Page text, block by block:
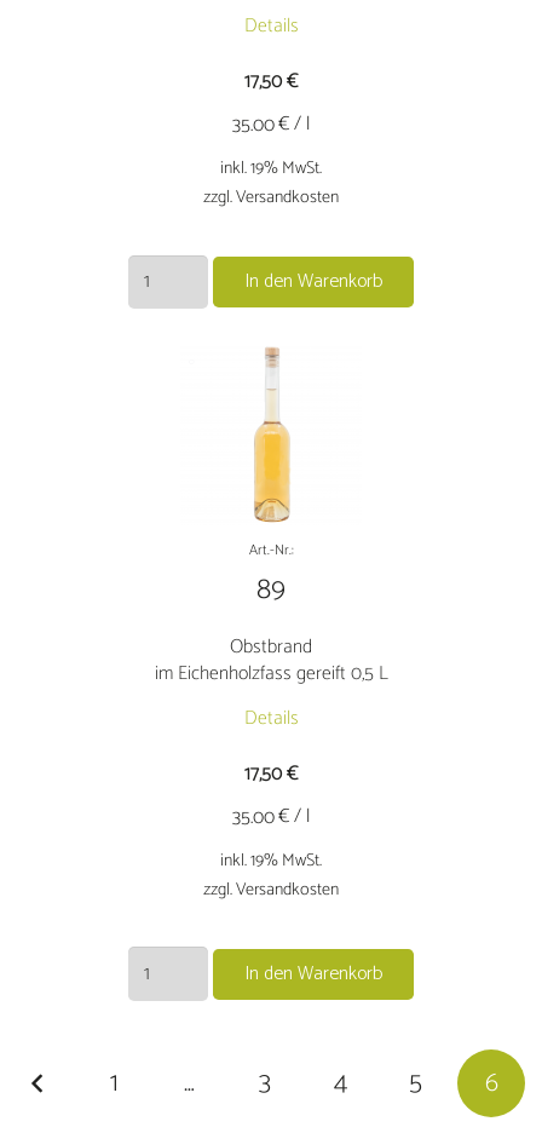
Details
17,50€
35.00€ / l
inkl. 19% MwSt.
zzgl. Versandkosten
Alter
Weinbrandim
In den Warenkorb
Art.-Nr.:
89
Obstbrand
im Eichenholzfass gereift 0,5 L
Details
17,50€
35.00€ / l
inkl. 19% MwSt.
zzgl. Versandkosten
Obstbrandim
Eichenholzfass
In den Warenkorb
1 … 3 4 5 6